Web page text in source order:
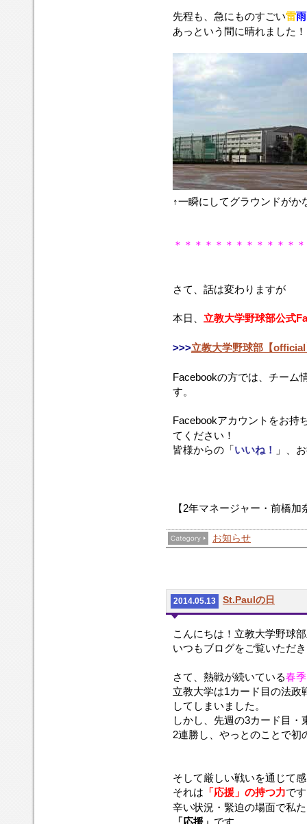
こ
の
ロ
ー
ガ
に
銘
じ
て
行
動
い
と
い
す。
先程も、急にものすごい雷雨
あっという間に晴れました！
↑一瞬にしてグラウンドがか
＊＊＊＊＊＊＊＊＊＊＊＊
さて、話は変わりますが
本日、 立教大学野球部公式
>>>立教大学野球部【
Facebookの方では、チーム
す。
Facebookアカウントをお持
てください！
皆様からの「いいね！ 」、
【2年マネージャー・前橋
お知らせ
2014.05.13 St.Paulの日
こんにちは！立教大学野球
いつもブログをご覧いただ
さて、熱戦が続いている春
立教大学は1カード目の法政
してしまいました。
しかし、先週の3カード目・
2連勝し、やっとのことで初
そして厳しい戦いを通じて
それは 「応援」の持つ力で
辛い状況・緊迫の場面で私
「応援」 です。